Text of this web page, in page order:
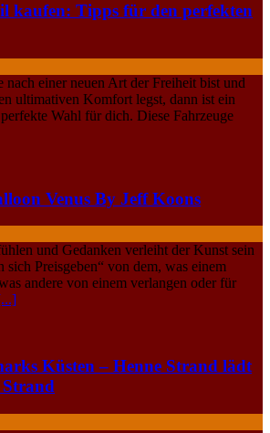
kaufen: Tipps für den perfekten
nach einer neuen Art der Freiheit bist und
ultimativen Komfort legst, dann ist ein
Wahl für dich. Diese Fahrzeuge
Venus By Jeff Koons
und Gedanken verleiht der Kunst sein
Preisgeben“ von dem, was einem
andere von einem verlangen oder für
Küsten – Henne Strand lädt